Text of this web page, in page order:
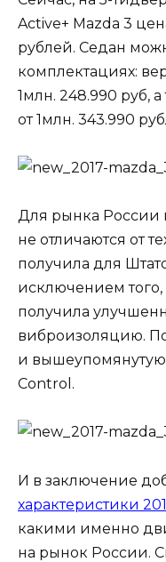
Active+ Mazda 3
рублей. Седан
комплектациях:
1млн. 248.990 руб,
от 1млн. 343.990
Для рынка России
не отличаются от
получила для
исключением того,
получила
виброизоляцию.
и вышеупомянутую
Control.
И в заключение
характеристики
какими именно
на рынок России.